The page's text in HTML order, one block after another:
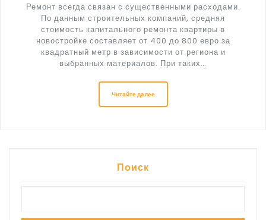
Ремонт всегда связан с существенными расходами.
По данным строительных компаний, средняя
стоимость капитального ремонта квартиры в
новостройке составляет от 400 до 800 евро за
квадратный метр в зависимости от региона и
выбранных материалов. При таких…
Читайте далее
Поиск